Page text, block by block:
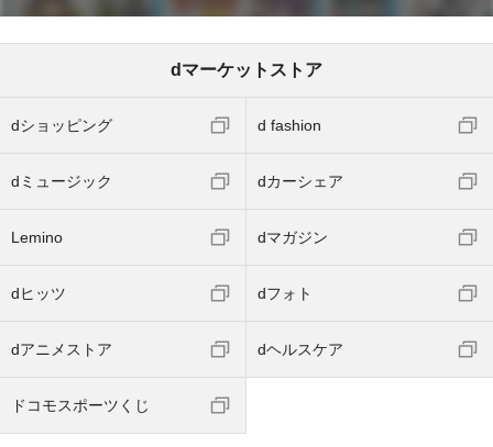
dマーケットストア
dショッピング d fashion
dミュージック dカーシェア
Lemino dマガジン
dヒッツ dフォト
dアニメストア dヘルスケア
ドコモスポーツくじ